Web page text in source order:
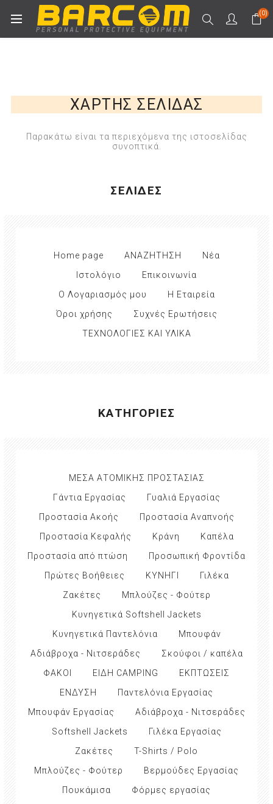
(0)
ΧΆΡΤΗΣ ΣΕΛΊΔΑΣ
Παρακάτω είναι τα περιεχόμενα της ιστοσελίδας
συνοπτικά.
ΣΕΛΊΔΕΣ
Home page ΑΝΑΖΗΤΗΣΗ
Νέα
Ιστολόγιο
Επικοινωνία
Ο Λογαριασμός μου
Η Εταιρεία
Όροι χρήσης
Συχνές Ερωτήσεις
ΤΕΧΝΟΛΟΓΙΕΣ ΚΑΙ ΥΛΙΚΑ
ΚΑΤΗΓΟΡΙΕΣ
ΜΕΣΑ ΑΤΟΜΙΚΗΣ ΠΡΟΣΤΑΣΙΑΣ
Γάντια Εργασίας
Γυαλιά Εργασίας
Προστασία Ακοής
Προστασία Αναπνοής
Προστασία Κεφαλής
Κράνη
Καπέλα
Προστασία από πτώση
Προσωπική Φροντίδα
Πρώτες Βοήθειες
ΚΥΝΗΓΙ
Γιλέκα
Ζακέτες
Μπλούζες - Φούτερ
Κυνηγετικά Softshell Jackets
Κυνηγετικά Παντελόνια
Μπουφάν
Αδιάβροχα - Νιτσεράδες
Σκούφοι / καπέλα
ΦΑΚΟΙ
ΕΙΔΗ CAMPING
ΕΚΠΤΩΣΕΙΣ
ΕΝΔΥΣΗ
Παντελόνια Εργασίας
Μπουφάν Εργασίας
Αδιάβροχα - Νιτσεράδες
Softshell Jackets
Γιλέκα Εργασίας
Ζακέτες
T-Shirts / Polo
Μπλούζες - Φούτερ
Βερμούδες Εργασίας
Πουκάμισα
Φόρμες εργασίας